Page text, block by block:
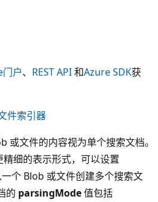
户、 REST API和Azure SDK获
件索引器
或文件的内容视为单个搜索文档。
细的表示形式，可以设置
个 Blob 或文件创建多个搜索文
的 parsingMode值包括